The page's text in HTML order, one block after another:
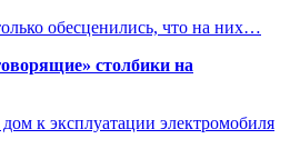
обесценились, что на них…
столбики на
к эксплуатации электромобиля